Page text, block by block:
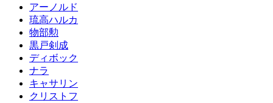
アーノルド
琉高ハルカ
物部勲
黒戸剣成
ディボック
ナラ
キャサリン
クリストフ